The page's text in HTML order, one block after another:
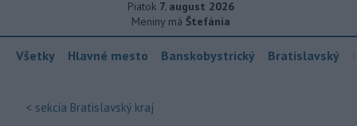
Piatok 7. august 2026
Meniny má Štefánia
Všetky Hlavné mesto Banskobystrický Bratislavský
< sekcia Bratislavský kraj